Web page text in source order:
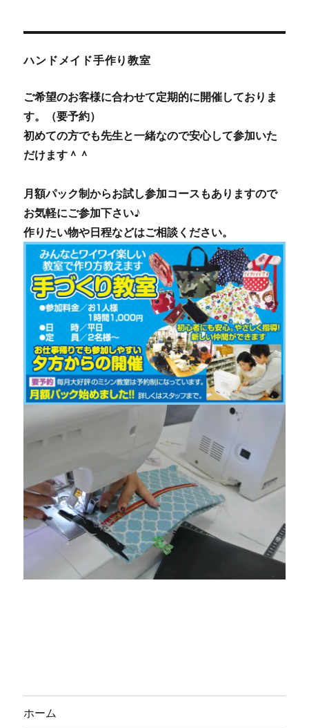
ハンドメイド手作り教室
ご希望のお客様に合わせて定期的に開催しておりま
す。（要予約）
初めての方でも先生と一緒なので安心して参加いた
だけます＾＾
月額パック制からお試し参加コースもありますので
お気軽にご参加下さい♪
作りたい物や日程などはご相談ください。
ホーム